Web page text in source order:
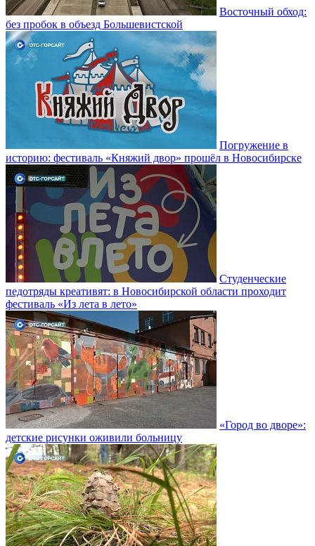
Восточный обход:
без пробок в объезд Большевистской
Погружение в
историю: фестиваль «Княжий двор» прошёл в Новосибирске
Студенческие
педотряды креативят: в Новосибирской области проходит
фестиваль «Из лета в лето»
«Город во дворе»:
детские рисунки оживили больницу